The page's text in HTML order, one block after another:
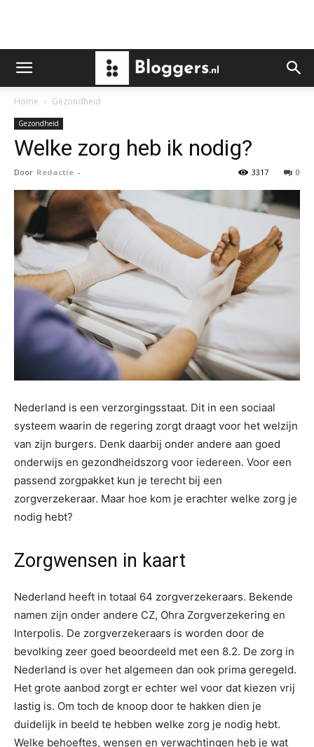
Home Gezondheid
Gezondheid
Welke zorg heb ik nodig?
Door Redactie - 0
3317
Nederland is een verzorgingsstaat. Dit in een sociaal
systeem waarin de regering zorgt draagt voor het welzijn
van zijn burgers. Denk daarbij onder andere aan goed
onderwijs en gezondheidszorg voor iedereen. Voor een
passend zorgpakket kun je terecht bij een
zorgverzekeraar. Maar hoe kom je erachter welke zorg je
nodig hebt?
Zorgwensen in kaart
Nederland heeft in totaal 64 zorgverzekeraars. Bekende
namen zijn onder andere CZ, Ohra Zorgverzekering en
Interpolis. De zorgverzekeraars is worden door de
bevolking zeer goed beoordeeld met een 8.2. De zorg in
Nederland is over het algemeen dan ook prima geregeld.
Het grote aanbod zorgt er echter wel voor dat kiezen vrij
lastig is. Om toch de knoop door te hakken dien je
duidelijk in beeld te hebben welke zorg je nodig hebt.
Welke behoeftes, wensen en verwachtingen heb je wat